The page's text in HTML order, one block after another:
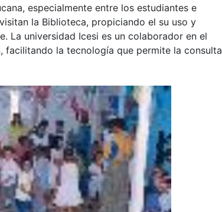
especialmente entre los estudiantes e
la Biblioteca, propiciando el su uso y
La universidad Icesi es un colaborador en el
facilitando la tecnología que permite la consulta